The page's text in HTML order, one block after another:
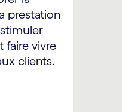
prestation
faire vivre
clients.